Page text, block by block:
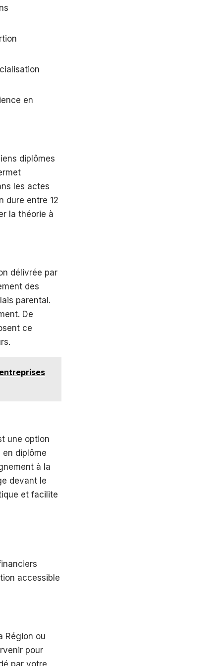
en
diplômes
les actes
dure entre 12
la théorie à
délivrée par
des
parental.
De
ce
une option
diplôme
à la
devant le
et facilite
accessible
Région ou
pour
par votre